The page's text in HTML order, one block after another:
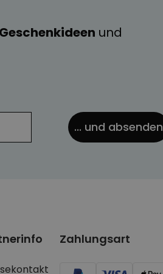
und
... und absenden
Zahlungsart